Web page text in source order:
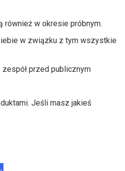
również w okresie próbnym.
w związku z tym wszystkie
przed publicznym
Jeśli masz jakieś